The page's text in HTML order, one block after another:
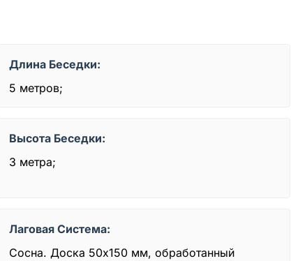
Длина Беседки:
5 метров;
Высота Беседки:
3 метра;
Лаговая Система:
Сосна. Доска 50x150 мм, обработанный